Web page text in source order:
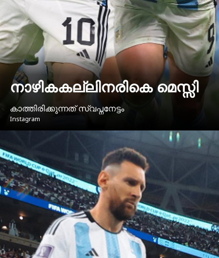
നാഴികകല്ലിനരികെ മെസ്സി
കാത്തിരിക്കുന്നത് സ്വപ്നനേട്ടം
Instagram